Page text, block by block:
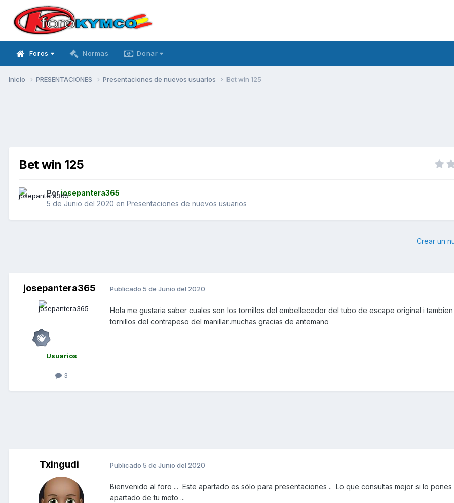
Foros Normas Donar
Inicio PRESENTACIONES Presentaciones de nuevos usuarios Bet win 125
Bet win 125
Porjosepantera365
5 de Junio del 2020 en Presentaciones de nuevos usuarios
Crear un
josepantera365
Usuarios
3
Publicado 5 de Junio del 2020
Hola me gustaria saber cuales son los tornillos del embellecedor del tubo de escape original i
tornillos del contrapeso del manillar..muchas gracias de antemano
Txingudi Publicado 5 de Junio del 2020
Bienvenido al foro ... Este apartado es sólo para presentaciones .. Lo que consultas mejor si lo pones
apartado de tu moto ...